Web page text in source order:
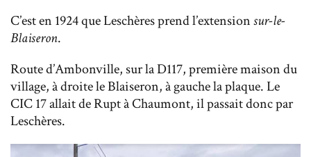
C’est en 1924 que Leschères prend l’extensionsur-le-
Blaiseron.
Route d’Ambonville, sur la D117, première maison du
village, à droite le Blaiseron, à gauche la plaque. Le
CIC 17 allait de Rupt à Chaumont, il passait donc par
Leschères.